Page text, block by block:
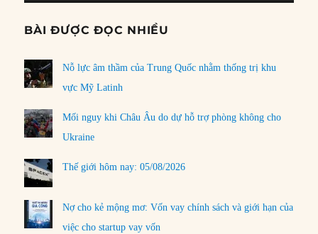
BÀI ĐƯỢC ĐỌC NHIỀU
Nỗ lực âm thầm của Trung Quốc nhằm thống trị khu
vực Mỹ Latinh
Mối nguy khi Châu Âu do dự hỗ trợ phòng không cho
Ukraine
Thế giới hôm nay: 05/08/2026
Nợ cho kẻ mộng mơ: Vốn vay chính sách và giới hạn của
việc cho startup vay vốn